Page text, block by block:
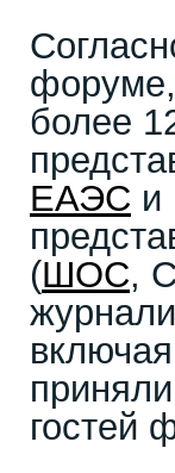
более
ЕАЭС и
(ШОС,
гостей